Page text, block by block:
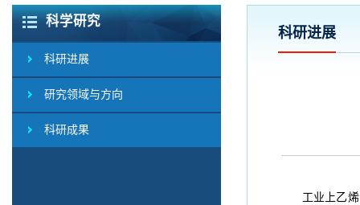
科学研究
科研进展
研究领域与方向
科研成果
科研进展
工业上乙